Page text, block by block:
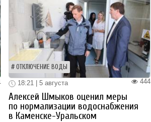
ОТКЛЮЧЕНИЕ ВОДЫ
444
18:21 | 5 августа
Алексей Шмыков оценил меры
по нормализации водоснабжения
в Каменске-Уральском